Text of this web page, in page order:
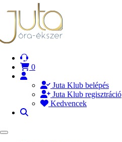
0
Juta Klub belépés
Juta Klub regisztráció
Kedvencek